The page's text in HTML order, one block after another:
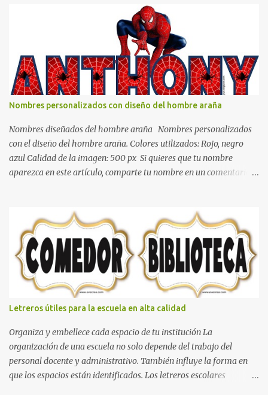
cómodo y también para nuestra vista. Te mostramos algunas
sugerencias que pueden brindar la elegancia y estilo que buscas
para tu dormitorio. El color naranja es una buena opción para
recibir esa luz y felicidad que todo ser humano necesita. El color
blanco es ideal para lograr el relax total, es un color que va con
todo y además es color bastante limpio que te dará esa sensación
de calidez. Los colores terra son excelentes para usar en el
dormitorio nos brinda esa sensación de tranquilidad y confort. El
color gris es un color muy relajante y por lo tanto entra en la lista
de colo...
Nombres personalizados con diseño del hombre araña
Nombres diseñados del hombre araña Nombres personalizados
con el diseño del hombre araña. Colores utilizados: Rojo, negro
azul Calidad de la imagen: 500 px Si quieres que tu nombre
aparezca en este artículo, comparte tu nombre en un comentario y
decorar el dormitorio con pósters Cama con diseño de ring de
boxeo Ideas para decoraciones de fiestas infantiles Cosas bonitas
que se pueden hacer con gomas de coche
Letreros útiles para la escuela en alta calidad
Organiza y embellece cada espacio de tu institución La
organización de una escuela no solo depende del trabajo del
personal docente y administrativo. También influye la forma en
que los espacios están identificados. Los letreros escolares